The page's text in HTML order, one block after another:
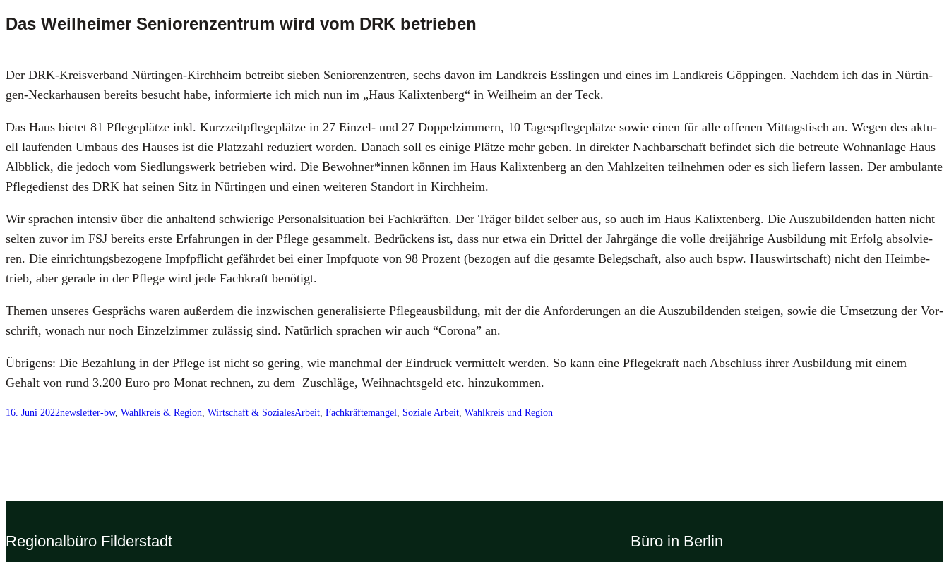
Das Weilheimer Seniorenzentrum wird vom DRK betrieben
Der DRK-Kreis­ver­band Nür­tin­gen-Kirch­heim betreibt sie­ben Senio­ren­zen­tren, sechs davon im Land­kreis Ess­lin­gen und eines im Land­kreis Göp­pin­gen. Nach­dem ich das in Nür­tin­
gen-Neckar­hau­sen bereits besucht habe, infor­mier­te ich mich nun im „Haus Kalix­ten­berg“ in Weil­heim an der Teck.
Das Haus bie­tet 81 Pfle­ge­plät­ze inkl. Kurz­zeit­pfle­ge­plät­ze in 27 Ein­zel- und 27 Dop­pel­zim­mern, 10 Tages­pfle­ge­plät­ze sowie einen für alle offe­nen Mit­tags­tisch an. Wegen des aktu­
ell lau­fen­den Umbaus des Hau­ses ist die Platz­zahl redu­ziert wor­den. Danach soll es eini­ge Plät­ze mehr geben. In direk­ter Nach­bar­schaft befin­det sich die betreu­te Wohn­an­la­ge Haus
Alb­blick, die jedoch vom Sied­lungs­werk betrie­ben wird. Die Bewohner*innen kön­nen im Haus Kalix­ten­berg an den Mahl­zei­ten teil­neh­men oder es sich lie­fern las­sen. Der ambu­lan­te
Pfle­ge­dienst des DRK hat sei­nen Sitz in Nür­tin­gen und einen wei­te­ren Stand­ort in Kirch­heim.
Wir spra­chen inten­siv über die anhal­tend schwie­ri­ge Per­so­nal­si­tua­ti­on bei Fach­kräf­ten. Der Trä­ger bil­det sel­ber aus, so auch im Haus Kalix­ten­berg. Die Aus­zu­bil­den­den hat­ten nicht
sel­ten zuvor im FSJ bereits ers­te Erfah­run­gen in der Pfle­ge gesam­melt. Bedrü­ckens ist, dass nur etwa ein Drit­tel der Jahr­gän­ge die vol­le drei­jäh­ri­ge Aus­bil­dung mit Erfolg absol­vie­
ren. Die ein­rich­tungs­be­zo­ge­ne Impf­pflicht gefähr­det bei einer Impf­quo­te von 98 Pro­zent (bezo­gen auf die gesam­te Beleg­schaft, also auch bspw. Haus­wirt­schaft) nicht den Heim­be­
trieb, aber gera­de in der Pfle­ge wird jede Fach­kraft benö­tigt.
The­men unse­res Gesprächs waren außer­dem die inzwi­schen gene­ra­li­sier­te Pfle­ge­aus­bil­dung, mit der die Anfor­de­run­gen an die Aus­zu­bil­den­den stei­gen, sowie die Umset­zung der Vor­
schrift, wonach nur noch Ein­zel­zim­mer zuläs­sig sind. Natür­lich spra­chen wir auch “Coro­na” an.
Übri­gens: Die Bezah­lung in der Pfle­ge ist nicht so gering, wie manch­mal der Ein­druck ver­mit­telt wer­den. So kann eine Pfle­ge­kraft nach Abschluss ihrer Aus­bil­dung mit einem
Gehalt von rund 3.200 Euro pro Monat rech­nen, zu dem Zuschlä­ge, Weih­nachts­geld etc. hin­zu­kom­men.
16. Juni 2022newsletter-bw, Wahlkreis & Region, Wirtschaft & SozialesArbeit, Fachkräftemangel, Soziale Arbeit, Wahlkreis und Region
Regionalbüro Filderstadt Büro in Berlin